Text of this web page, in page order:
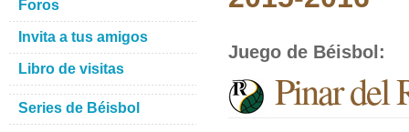
Juego de Béisbol :
Pinar del
Foros
Invita a tus amigos
Libro de visitas
Series de Béisbol